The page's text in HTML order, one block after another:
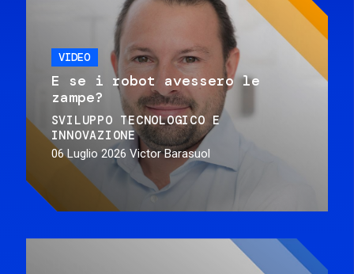
VIDEO
E se i robot avessero le
zampe?
SVILUPPO TECNOLOGICO E
INNOVAZIONE
06 Luglio 2026 Victor Barasuol